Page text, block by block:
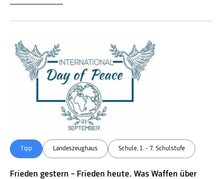
Tipp Landeszeughaus Schule, 1. - 7. Schulstufe
Frieden gestern – Frieden heute. Was Waffen über